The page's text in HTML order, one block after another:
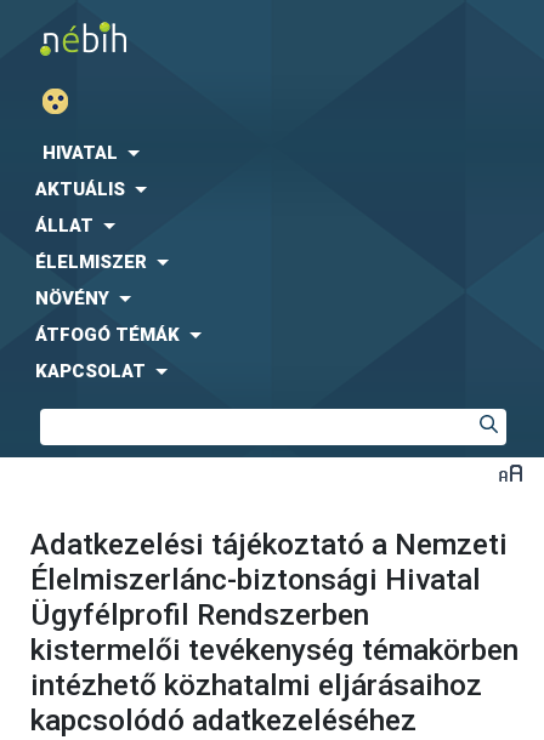
HIVATAL
AKTUÁLIS
ÁLLAT
ÉLELMISZER
NÖVÉNY
ÁTFOGÓ TÉMÁK
KAPCSOLAT
Adatkezelési tájékoztató a Nemzeti
Élelmiszerlánc-biztonsági Hivatal
Ügyfélprofil Rendszerben
kistermelői tevékenység témakörben
intézhető közhatalmi eljárásaihoz
kapcsolódó adatkezeléséhez